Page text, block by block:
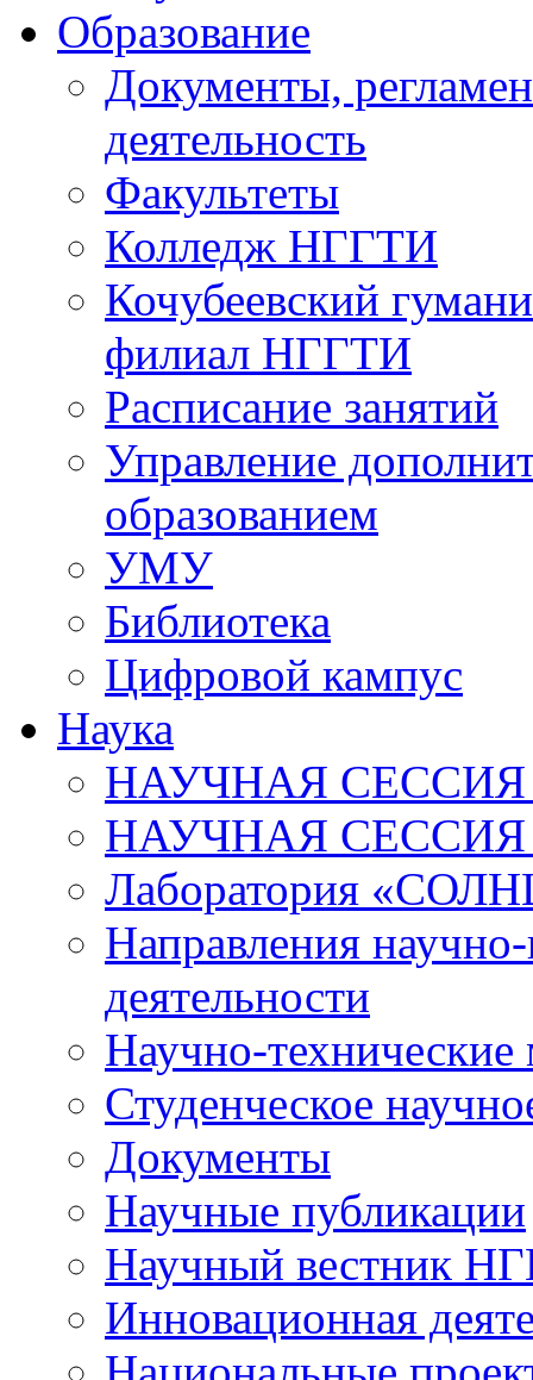
Образование
Документы,
деятельность
Факультеты
Колледж НГГТИ
Кочубеевский
филиал НГГТИ
Расписание занятий
Управление
образованием
УМУ
Библиотека
Цифровой кампус
Наука
НАУЧНАЯ СЕССИЯ
НАУЧНАЯ
Лаборатория
Направления научно-
деятельности
Научно-технические
Студенческое
Документы
Научные публикации
Научный вестник
Инновационная